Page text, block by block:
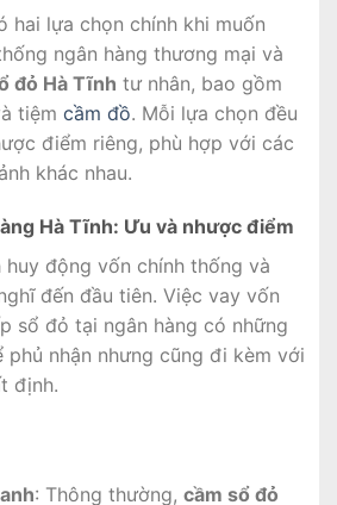
hai lựa chọn chính khi muốn
ngân hàng thương mại và
đỏ Hà Tĩnh tư nhân, bao gồm
tiệm cầm đồ. Mỗi lựa chọn đều
điểm riêng, phù hợp với các
khác nhau.
Hà Tĩnh: Ưu và nhược điểm
huy động vốn chính thống và
đến đầu tiên. Việc vay vốn
sổ đỏ tại ngân hàng có những
phủ nhận nhưng cũng đi kèm với
định.
: Thông thường, cầm sổ đỏ